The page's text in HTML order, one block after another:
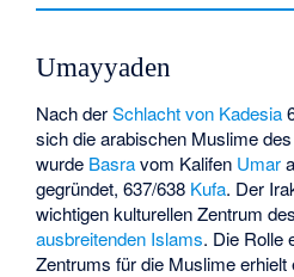
Umayyaden
Nach derSchlacht von Kadesia
sich die arabischen Muslime
wurde Basravom Kalifen Umar
gegründet, 637/638 Kufa. Der
wichtigen kulturellen Zentrum
ausbreitenden Islams. Die Rolle
Zentrums für die Muslime